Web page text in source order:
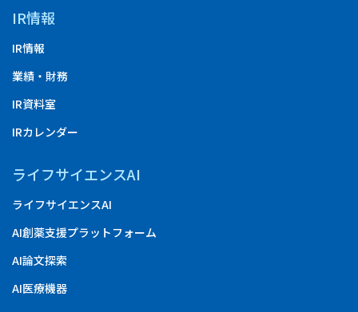
IR情報
IR情報
業績・財務
IR資料室
IRカレンダー
ライフサイエンスAI
ライフサイエンスAI
AI創薬支援プラットフォーム
AI論文探索
AI医療機器